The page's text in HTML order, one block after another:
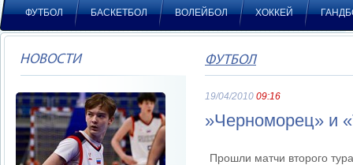
ФУТБОЛ БАСКЕТБОЛ ВОЛЕЙБОЛ ХОККЕЙ
НОВОСТИ ФУТБОЛ
19/04/2010 09:16
»Черноморец» и
Прошли матчи второго